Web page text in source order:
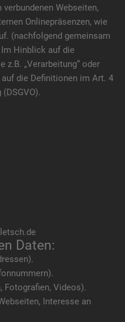
Webseiten,
Onlinepräsenzen, wie
(nachfolgend gemeinsam
Im Hinblick auf die
z.B. „Verarbeitung“ oder
die Definitionen im Art. 4
Daten:
Fotografien, Videos).
Interesse an